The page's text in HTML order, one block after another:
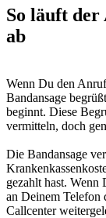
So läuft der
ab
Wenn Du den
Bandansage
beginnt. Diese
vermitteln, doch
Die Bandansage
gezahlt hast. Wenn
an Deinem Telefon
Callcenter